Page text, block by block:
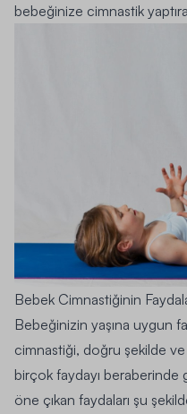
bebeğinize cimnastik
Bebek Cimnastiğinin
Bebeğinizin yaşına uygun
cimnastiği, doğru şekilde ve
birçok faydayı beraberinde
öne çıkan faydaları şu